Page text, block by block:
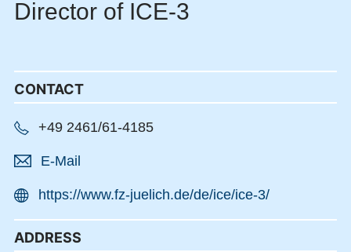
Director of ICE-3
CONTACT
+49 2461/61-4185
E-Mail
https://www.fz-juelich.de/de/ice/ice-3/
ADDRESS